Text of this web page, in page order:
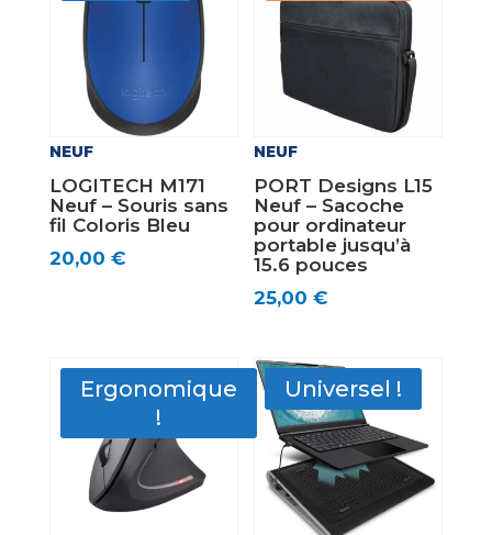
NEUF
LOGITECH M171
Neuf – Souris sans
fil Coloris Bleu
20,00 €
NEUF
PORT Designs L15
Neuf – Sacoche
pour ordinateur
portable jusqu’à
15.6 pouces
25,00€
Ergonomique
!
Universel !